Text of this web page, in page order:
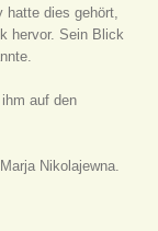
hatte dies gehört,
hervor. Sein Blick
auf den
Nikolajewna.